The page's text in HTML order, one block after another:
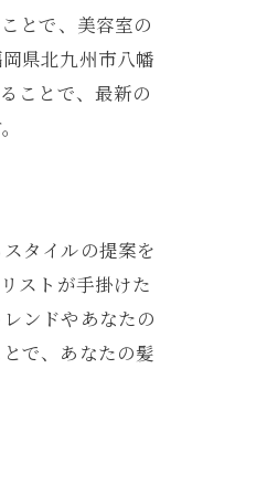
とで、美容室の
県北九州市八幡
ことで、最新の
タイルの提案を
ストが手掛けた
ンドやあなたの
で、あなたの髪